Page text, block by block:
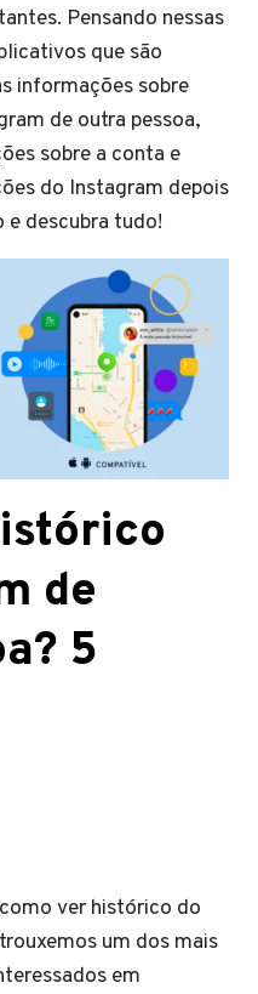
Pensando nessas
que são
informações sobre
de outra pessoa,
sobre a conta e
do Instagram depois
e descubra tudo!
de
5
ver histórico do
um dos mais
em